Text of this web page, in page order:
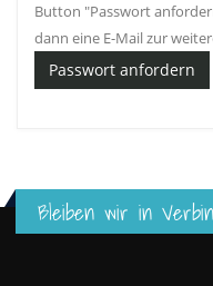
Button "Passwort
dann eine E-Mail zur
Passwort anfordern
Bleiben wir in